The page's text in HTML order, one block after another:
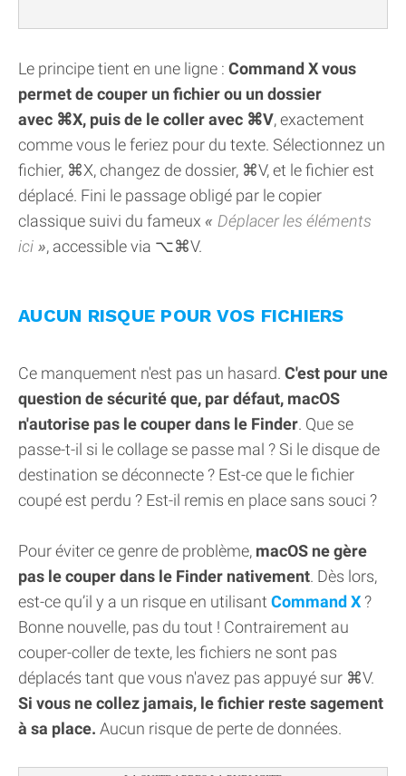
Le principe tient en une ligne : Command X vous
permet de couper un fichier ou un dossier
avec ⌘X, puis de le coller avec ⌘V, exactement
comme vous le feriez pour du texte. Sélectionnez un
fichier, ⌘X, changez de dossier, ⌘V, et le fichier est
déplacé. Fini le passage obligé par le copier
classique suivi du fameux
Déplacer les éléments
ici
, accessible via ⌥⌘V.
AUCUN RISQUE POUR VOS FICHIERS
Ce manquement n'est pas un hasard. C'est pour une
question de sécurité que, par défaut, macOS
n'autorise pas le couper dans le Finder. Que se
passe-t-il si le collage se passe mal ? Si le disque de
destination se déconnecte ? Est-ce que le fichier
coupé est perdu ? Est-il remis en place sans souci ?
Pour éviter ce genre de problème, macOS ne gère
pas le couper dans le Finder nativement. Dès lors,
est-ce qu’il y a un risque en utilisant Command X?
Bonne nouvelle, pas du tout ! Contrairement au
couper-coller de texte, les fichiers ne sont pas
déplacés tant que vous n'avez pas appuyé sur ⌘V.
Si vous ne collez jamais, le fichier reste sagement
à sa place. Aucun risque de perte de données.